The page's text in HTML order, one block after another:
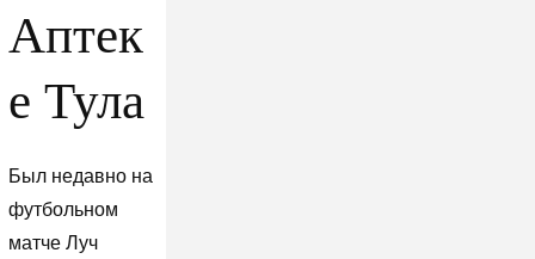
Аптек
е Тула
Был недавно на
футбольном
матче Луч